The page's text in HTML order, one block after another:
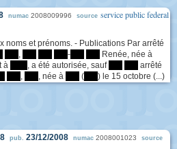
numac 2008009996 source service public federal
noms et prénoms. - Publications Par arrêté
, -
Renée, née à
à , a été autorisée, sauf
arrêté
, , née à ( ) le 15 octobre (...)
pub. 23/12/2008 numac 2008001023 source